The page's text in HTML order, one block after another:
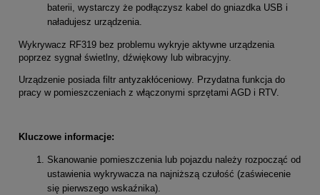
baterii, wystarczy że podłączysz kabel do gniazdka USB i
naładujesz urządzenia.
Wykrywacz RF319 bez problemu wykryje aktywne urządzenia
poprzez sygnał świetlny, dźwiękowy lub wibracyjny.
Urządzenie posiada filtr antyzakłóceniowy. Przydatna funkcja do
pracy w pomieszczeniach z włączonymi sprzętami AGD i RTV.
Kluczowe informacje:
Skanowanie pomieszczenia lub pojazdu należy rozpocząć od
ustawienia wykrywacza na najniższą czułość (zaświecenie
się pierwszego wskaźnika).